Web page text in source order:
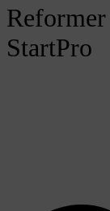
StartPro